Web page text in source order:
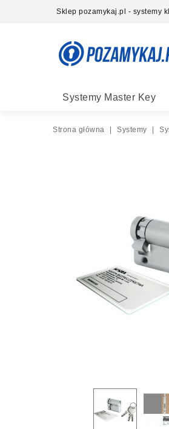
Sklep pozamykaj.pl - systemy
Systemy Master Key
Strona główna Systemy